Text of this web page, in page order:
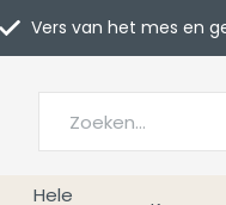
Hele
Vers van het mes en